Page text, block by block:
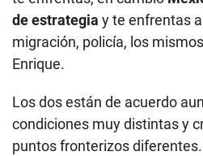
de estrategia y te enfrentas
migración, policía, los
Enrique.
Los dos están de acuerdo
condiciones muy distintas y
puntos fronterizos diferentes.